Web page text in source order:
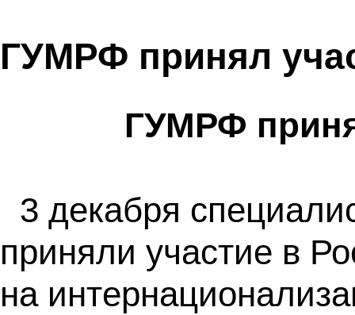
ГУМРФ принял
ГУМРФ
3 декабря
приняли участие в
на